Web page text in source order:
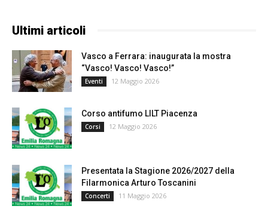
Ultimi articoli
Vasco a Ferrara: inaugurata la mostra
“Vasco! Vasco! Vasco!”
Eventi 12 Maggio 2026
Corso antifumo LILT Piacenza
Corsi 12 Maggio 2026
Presentata la Stagione 2026/2027 della
Filarmonica Arturo Toscanini
Concerti 11 Maggio 2026